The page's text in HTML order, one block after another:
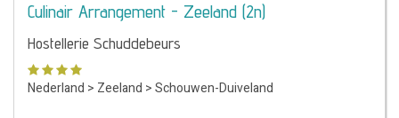
Culinair Arrangement - Zeeland (2n)
Hostellerie Schuddebeurs
Nederland > Zeeland >Schouwen-Duiveland